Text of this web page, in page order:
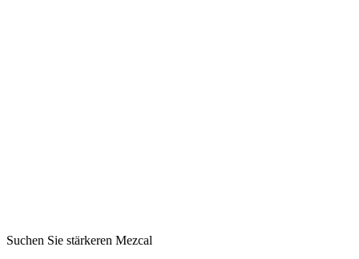
Suchen Sie stärkeren Mezcal